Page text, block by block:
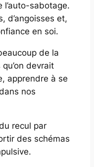
l’auto-sabotage.
d’angoisses et,
en soi.
de la
devrait
apprendre à se
nos
recul par
des schémas